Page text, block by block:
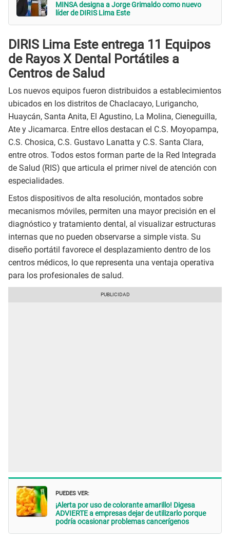
MINSA designa a Jorge Grimaldo como nuevo
líder de DIRIS Lima Este
DIRIS Lima Este entrega 11 Equipos
de Rayos X Dental Portátiles a
Centros de Salud
Los nuevos equipos fueron distribuidos a establecimientos
ubicados en los distritos de Chaclacayo, Lurigancho,
Huaycán, Santa Anita, El Agustino, La Molina, Cieneguilla,
Ate y Jicamarca. Entre ellos destacan el C.S. Moyopampa,
C.S. Chosica, C.S. Gustavo Lanatta y C.S. Santa Clara,
entre otros. Todos estos forman parte de la Red Integrada
de Salud (RIS) que articula el primer nivel de atención con
especialidades.
Estos dispositivos de alta resolución, montados sobre
mecanismos móviles, permiten una mayor precisión en el
diagnóstico y tratamiento dental, al visualizar estructuras
internas que no pueden observarse a simple vista. Su
diseño portátil favorece el desplazamiento dentro de los
centros médicos, lo que representa una ventaja operativa
para los profesionales de salud.
PUEDES VER:
¡Alerta por uso de colorante amarillo! Digesa
ADVIERTE a empresas dejar de utilizarlo porque
podría ocasionar problemas cancerígenos